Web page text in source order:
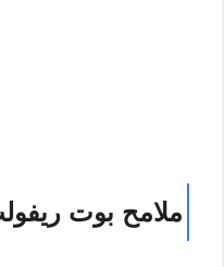
ملامح بوت